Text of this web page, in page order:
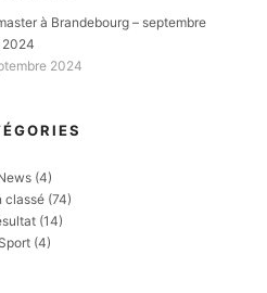
à Brandebourg – septembre
2024
2024
(4)
classé(74)
(14)
Sport(4)